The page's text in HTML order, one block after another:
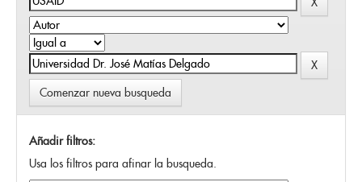
Comenzar nueva busqueda
Añadir filtros:
Usa los filtros para afinar la busqueda.